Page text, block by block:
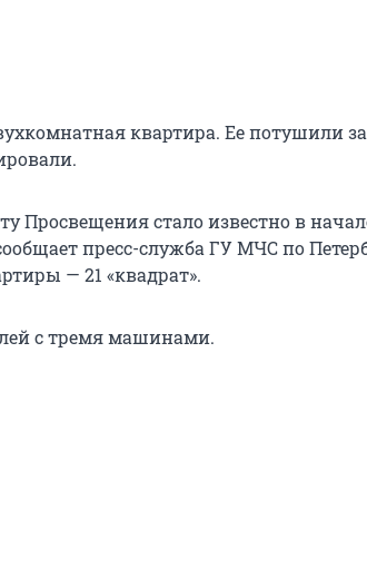
квартира. Ее потушили
Просвещения стало известно в
пресс-служба ГУ МЧС по
— 21 «квадрат».
с тремя машинами.